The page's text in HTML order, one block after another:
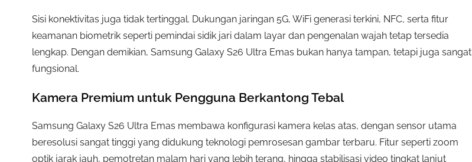
Sisi konektivitas juga tidak tertinggal. Dukungan jaringan 5G, WiFi generasi terkini, NFC, serta fitur
keamanan biometrik seperti pemindai sidik jari dalam layar dan pengenalan wajah tetap tersedia
lengkap. Dengan demikian, Samsung Galaxy S26 Ultra Emas bukan hanya tampan, tetapi juga sangat
fungsional.
Kamera Premium untuk Pengguna Berkantong Tebal
Samsung Galaxy S26 Ultra Emas membawa konfigurasi kamera kelas atas, dengan sensor utama
beresolusi sangat tinggi yang didukung teknologi pemrosesan gambar terbaru. Fitur seperti zoom
optik jarak jauh, pemotretan malam hari yang lebih terang, hingga stabilisasi video tingkat lanjut